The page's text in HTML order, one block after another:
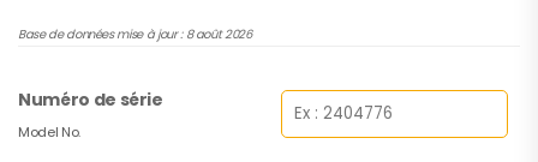
Base de données mise à jour : 8 août 2026
Numéro de série
Model No.